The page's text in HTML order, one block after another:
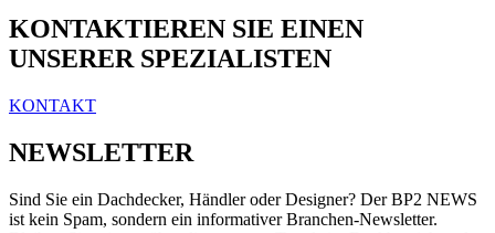
KONTAKTIEREN SIE EINEN
UNSERER SPEZIALISTEN
KONTAKT
NEWSLETTER
Sind Sie ein Dachdecker, Händler oder Designer? Der BP2 NEWS
ist kein Spam, sondern ein informativer Branchen-Newsletter.